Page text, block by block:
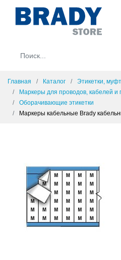
Главная Каталог
Этикетки,
Маркеры для проводов, кабелей и
Оборачивающие этикетки
Маркеры кабельные Brady